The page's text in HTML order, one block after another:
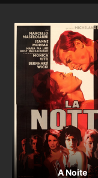
A Noite